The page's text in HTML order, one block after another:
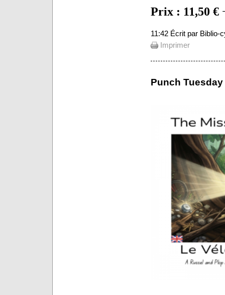
Prix : 11,50 €
11:42 Écrit par Biblio-
Imprimer
Punch Tuesday